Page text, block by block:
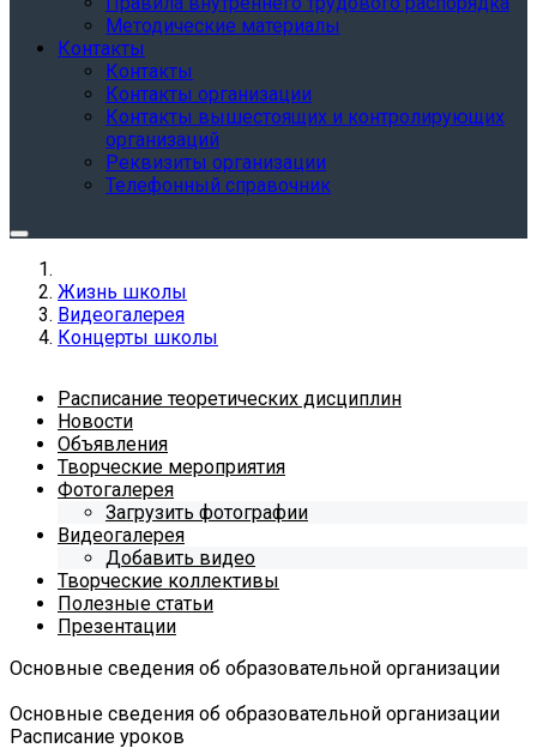
Методические материалы
Контакты
Контакты
Контакты организации
Контакты вышестоящих и контролирующих
организаций
Реквизиты организации
Телефонный справочник
Жизнь школы
Видеогалерея
Концерты школы
Расписание теоретических дисциплин
Новости
Объявления
Творческие мероприятия
Фотогалерея
Загрузить фотографии
Видеогалерея
Добавить видео
Творческие коллективы
Полезные статьи
Презентации
Основные сведения об образовательной организации
Основные сведения об образовательной организации
Расписание уроков